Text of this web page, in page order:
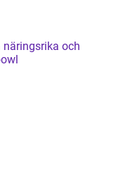
näringsrika och